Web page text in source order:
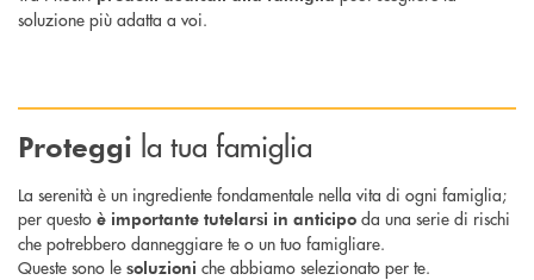
soluzione più adatta a voi.
Proteggi la tua famiglia
La serenità è un ingrediente fondamentale nella vita di ogni famiglia;
per questo è importante tutelarsi in anticipo da una serie di rischi
che potrebbero danneggiare te o un tuo famigliare.
Queste sono le soluzioni che abbiamo selezionato per te.